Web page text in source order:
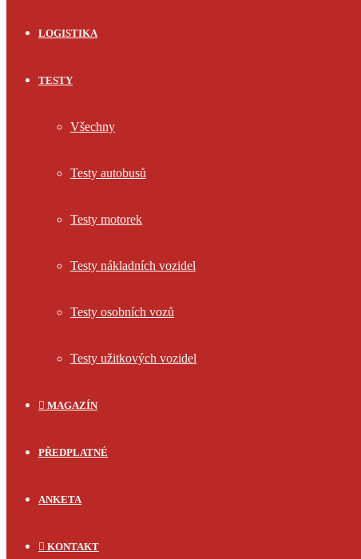
LOGISTIKA
TESTY
Všechny
Testy autobusů
Testy motorek
Testy nákladních vozidel
Testy osobních vozů
Testy užitkových vozidel
MAGAZÍN
PŘEDPLATNÉ
ANKETA
KONTAKT